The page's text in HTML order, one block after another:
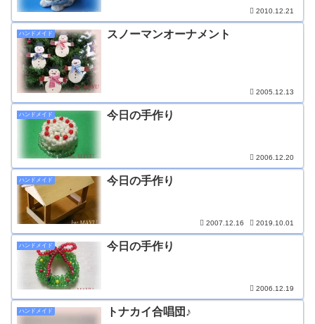
2010.12.21
ハンドメイド スノーマンオーナメント
2005.12.13
ハンドメイド 今日の手作り
2006.12.20
ハンドメイド 今日の手作り
2007.12.16 2019.10.01
ハンドメイド 今日の手作り
2006.12.19
ハンドメイド トナカイ合唱団♪